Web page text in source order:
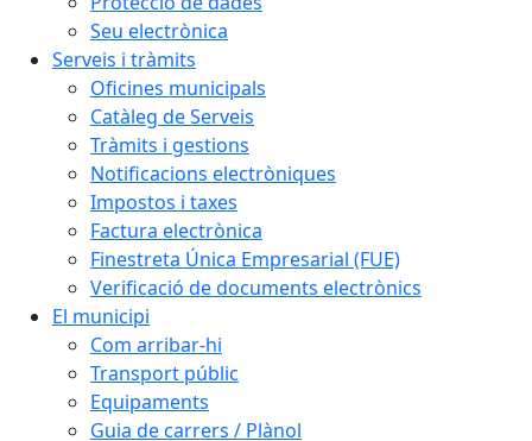
Seu electrònica
Serveis i tràmits
Oficines municipals
Catàleg de Serveis
Tràmits i gestions
Notificacions electròniques
Impostos i taxes
Factura electrònica
Finestreta Única Empresarial (FUE)
Verificació de documents electrònics
El municipi
Com arribar-hi
Transport públic
Equipaments
Guia de carrers / Plànol